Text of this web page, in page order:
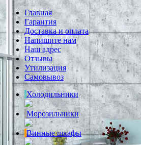
Главная
Гарантия
Доставка и оплата
Напишите нам
Наш адрес
Отзывы
Утилизация
Самовывоз
Холодильники
Морозильники
Винные шкафы